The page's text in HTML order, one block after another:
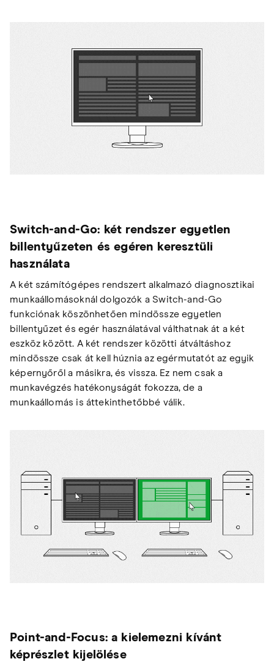
Switch-and-Go: két rendszer egyetlen
billentyűzeten és egéren keresztüli
használata
A két számítógépes rendszert alkalmazó diagnosztikai
munkaállomásoknál dolgozók a Switch-and-Go
funkciónak köszönhetően mindössze egyetlen
billentyűzet és egér használatával válthatnak át a két
eszköz között. A két rendszer közötti átváltáshoz
mindössze csak át kell húznia az egérmutatót az egyik
képernyőről a másikra, és vissza. Ez nem csak a
munkavégzés hatékonyságát fokozza, de a
munkaállomás is áttekinthetőbbé válik.
Point-and-Focus: a kielemezni kívánt
képrészlet kijelölése